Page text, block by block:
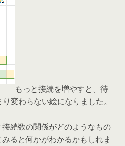
もっと接続を増やすと、待
変わらない絵になりました。
続数の関係がどのようなもの
ると何かがわかるかもしれま